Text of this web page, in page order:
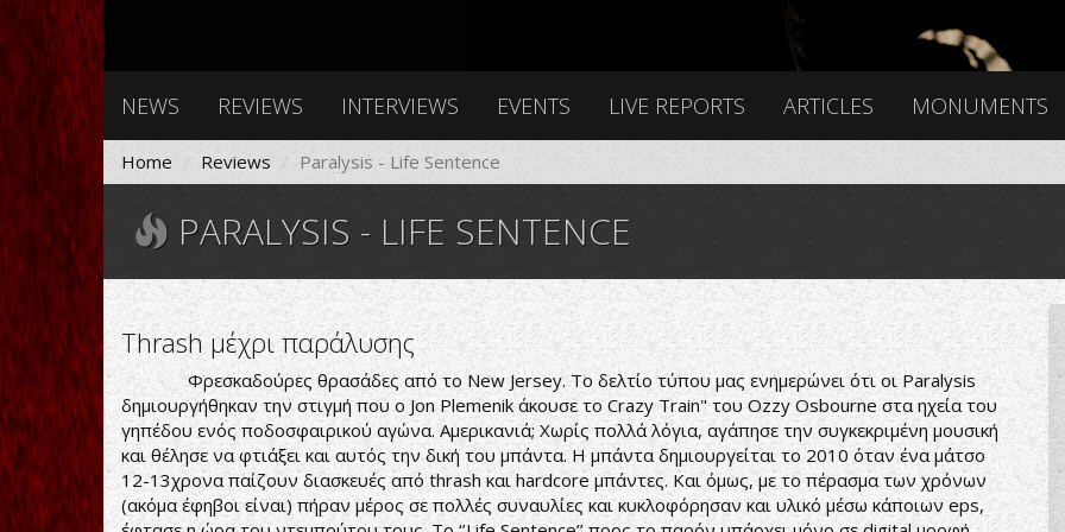
NEWS REVIEWS INTERVIEWS EVENTS LIVE REPORTS ARTICLES MONUMENTS
Home Reviews Paralysis - Life Sentence
PARALYSIS - LIFE SENTENCE
Thrash μέχρι παράλυσης
Φρεσκαδούρες θρασάδες από το New Jersey. Το δελτίο τύπου μας ενημερώνει ότι οι Paralysis
δημιουργήθηκαν την στιγμή που ο Jon Plemenik άκουσε το Crazy Train" του Ozzy Osbourne στα ηχεία του
γηπέδου ενός ποδοσφαιρικού αγώνα. Αμερικανιά; Χωρίς πολλά λόγια, αγάπησε την συγκεκριμένη μουσική
και θέλησε να φτιάξει και αυτός την δική του μπάντα. Η μπάντα δημιουργείται το 2010 όταν ένα μάτσο
12-13χρονα παίζουν διασκευές από thrash και hardcore μπάντες. Και όμως, με το πέρασμα των χρόνων
(ακόμα έφηβοι είναι) πήραν μέρος σε πολλές συναυλίες και κυκλοφόρησαν και υλικό μέσω κάποιων eps,